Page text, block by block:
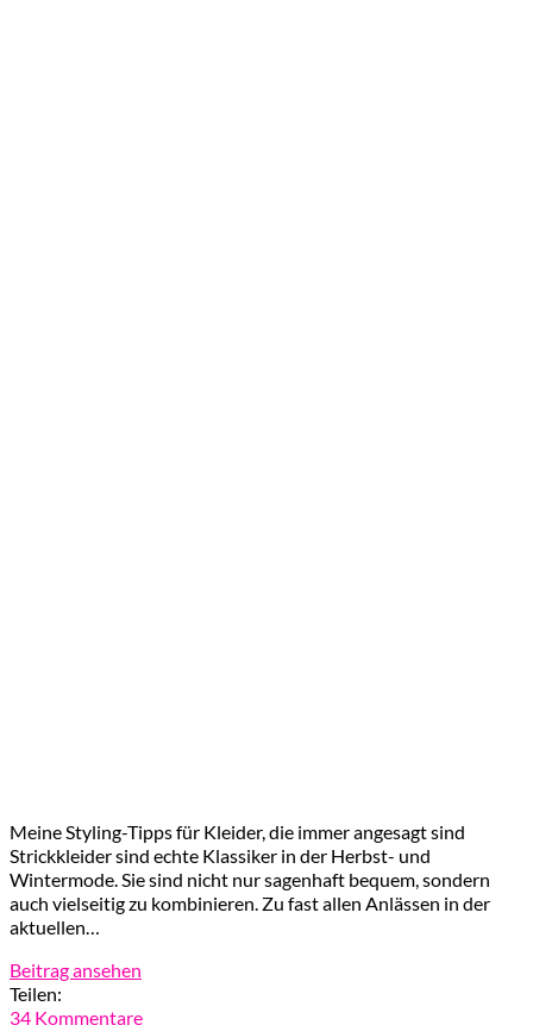
Meine Styling-Tipps für Kleider, die immer angesagt sind
Strickkleider sind echte Klassiker in der Herbst- und
Wintermode. Sie sind nicht nur sagenhaft bequem, sondern
auch vielseitig zu kombinieren. Zu fast allen Anlässen in der
aktuellen…
Beitrag ansehen
Teilen:
34 Kommentare